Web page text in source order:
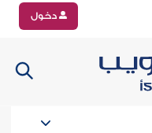
دخول